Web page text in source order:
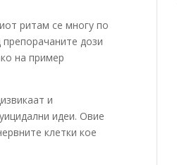
ритам се многу по
дози
на пример
и
идеи. Овие
клетки кое